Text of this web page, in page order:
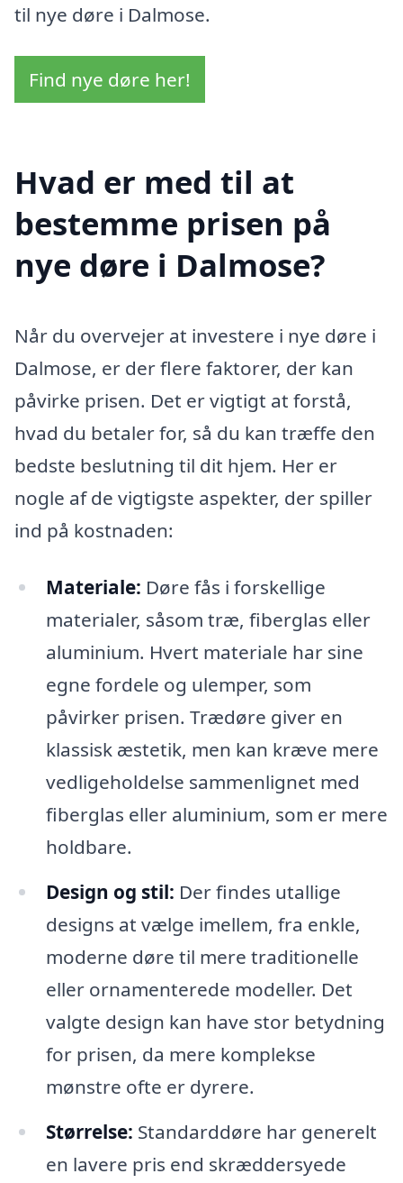
til nye døre i Dalmose.
Find nye døre her!
Hvad er med til at
bestemme prisen på
nye døre i Dalmose?
Når du overvejer at investere i nye døre i
Dalmose, er der flere faktorer, der kan
påvirke prisen. Det er vigtigt at forstå,
hvad du betaler for, så du kan træffe den
bedste beslutning til dit hjem. Her er
nogle af de vigtigste aspekter, der spiller
ind på kostnaden:
Materiale: Døre fås i forskellige
materialer, såsom træ, fiberglas eller
aluminium. Hvert materiale har sine
egne fordele og ulemper, som
påvirker prisen. Trædøre giver en
klassisk æstetik, men kan kræve mere
vedligeholdelse sammenlignet med
fiberglas eller aluminium, som er mere
holdbare.
Design og stil: Der findes utallige
designs at vælge imellem, fra enkle,
moderne døre til mere traditionelle
eller ornamenterede modeller. Det
valgte design kan have stor betydning
for prisen, da mere komplekse
mønstre ofte er dyrere.
Størrelse: Standarddøre har generelt
en lavere pris end skræddersyede